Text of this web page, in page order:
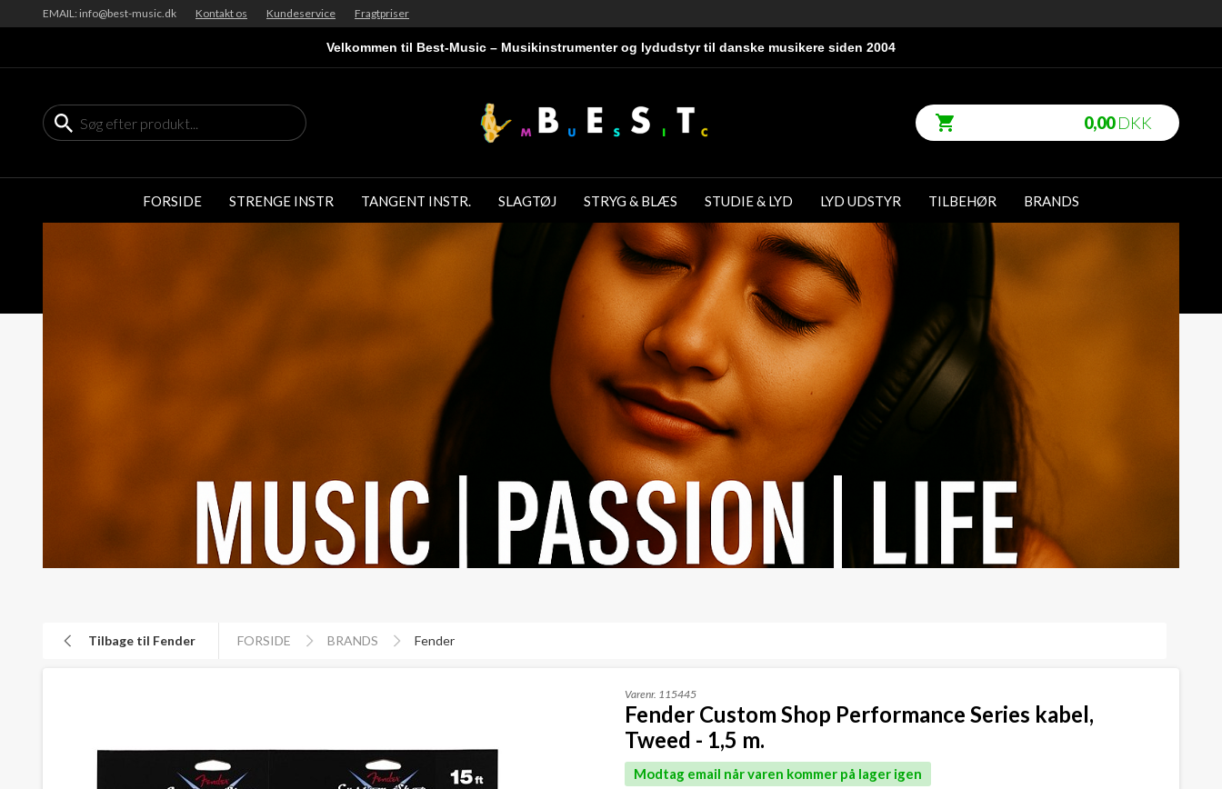
EMAIL: info@best-music.dk Kontakt os Kundeservice Fragtpriser
Velkommen til Best-Music – Musikinstrumenter og lydudstyr til danske musikere siden 2004
0,00DKK
FORSIDE STRENGE INSTR TANGENT INSTR. SLAGTØJ STRYG & BLÆS STUDIE & LYD LYD UDSTYR TILBEHØR BRANDS
Tilbage til Fender FORSIDE BRANDS Fender
Varenr. 115445
Fender Custom Shop Performance Series kabel,
Tweed - 1,5 m.
Modtag email når varen kommer på lager igen